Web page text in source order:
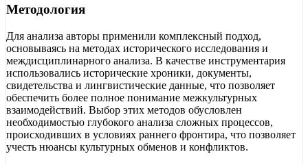
Методология
Для анализа авторы применили комплексный подход,
основываясь на методах исторического исследования и
междисциплинарного анализа. В качестве инструментария
использовались исторические хроники, документы,
свидетельства и лингвистические данные, что позволяет
обеспечить более полное понимание межкультурных
взаимодействий. Выбор этих методов обусловлен
необходимостью глубокого анализа сложных процессов,
происходивших в условиях раннего фронтира, что позволяет
учесть нюансы культурных обменов и конфликтов.